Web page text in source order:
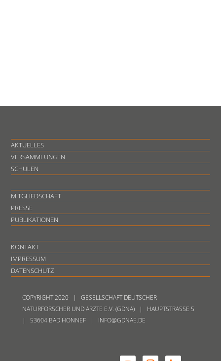
AKTUELLES
VERSAMMLUNGEN
SCHULEN
MITGLIEDSCHAFT
PRESSE
PUBLIKATIONEN
KONTAKT
IMPRESSUM
DATENSCHUTZ
COPYRIGHT 2020 | GESELLSCHAFT DEUTSCHER
NATURFORSCHER UND ÄRZTE E.V. (GDNÄ) | HAUPTSTRASSE 5
| 53604 BAD HONNEF | INFO@GDNAE.DE